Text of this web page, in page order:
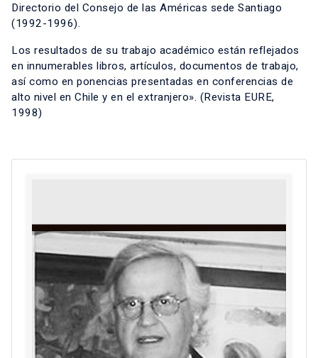
Directorio del Consejo de las Américas sede Santiago
(1992-1996).
Los resultados de su trabajo académico están reflejados
en innumerables libros, artículos, documentos de trabajo,
así como en ponencias presentadas en conferencias de
alto nivel en Chile y en el extranjero». (Revista EURE,
1998)